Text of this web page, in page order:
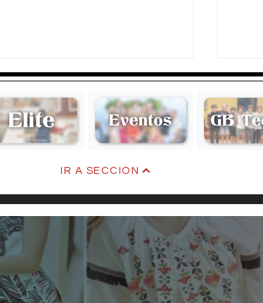
Olivia
IR A SECCIÓN